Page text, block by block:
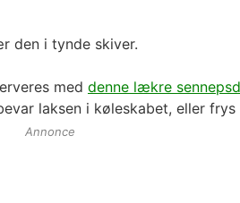
den i tynde skiver.
med denne lækre
laksen i køleskabet, eller frys
Annonce